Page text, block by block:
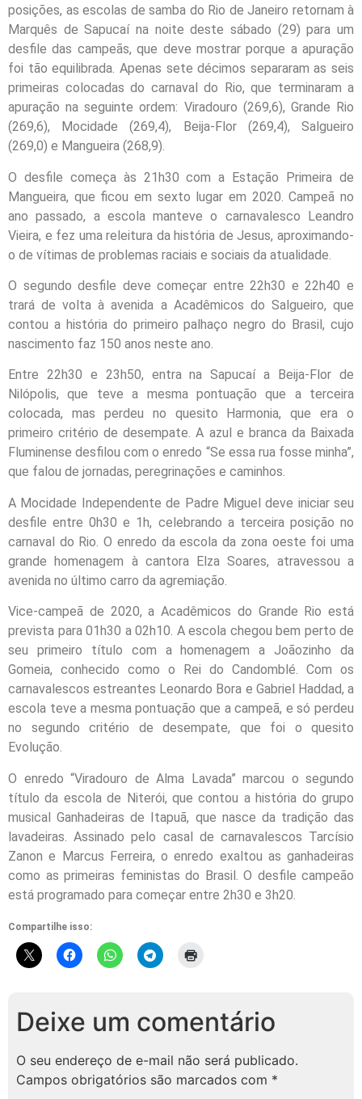
posições, as escolas de samba do Rio de Janeiro retornam à
Marquês de Sapucaí na noite deste sábado (29) para um
desfile das campeãs, que deve mostrar porque a apuração
foi tão equilibrada. Apenas sete décimos separaram as seis
primeiras colocadas do carnaval do Rio, que terminaram a
apuração na seguinte ordem: Viradouro (269,6), Grande Rio
(269,6), Mocidade (269,4), Beija-Flor (269,4), Salgueiro
(269,0) e Mangueira (268,9).
O desfile começa às 21h30 com a Estação Primeira de
Mangueira, que ficou em sexto lugar em 2020. Campeã no
ano passado, a escola manteve o carnavalesco Leandro
Vieira, e fez uma releitura da história de Jesus, aproximando-
o de vítimas de problemas raciais e sociais da atualidade.
O segundo desfile deve começar entre 22h30 e 22h40 e
trará de volta à avenida a Acadêmicos do Salgueiro, que
contou a história do primeiro palhaço negro do Brasil, cujo
nascimento faz 150 anos neste ano.
Entre 22h30 e 23h50, entra na Sapucaí a Beija-Flor de
Nilópolis, que teve a mesma pontuação que a terceira
colocada, mas perdeu no quesito Harmonia, que era o
primeiro critério de desempate. A azul e branca da Baixada
Fluminense desfilou com o enredo “Se essa rua fosse minha”,
que falou de jornadas, peregrinações e caminhos.
A Mocidade Independente de Padre Miguel deve iniciar seu
desfile entre 0h30 e 1h, celebrando a terceira posição no
carnaval do Rio. O enredo da escola da zona oeste foi uma
grande homenagem à cantora Elza Soares, atravessou a
avenida no último carro da agremiação.
Vice-campeã de 2020, a Acadêmicos do Grande Rio está
prevista para 01h30 a 02h10. A escola chegou bem perto de
seu primeiro título com a homenagem a Joãozinho da
Gomeia, conhecido como o Rei do Candomblé. Com os
carnavalescos estreantes Leonardo Bora e Gabriel Haddad, a
escola teve a mesma pontuação que a campeã, e só perdeu
no segundo critério de desempate, que foi o quesito
Evolução.
O enredo “Viradouro de Alma Lavada” marcou o segundo
título da escola de Niterói, que contou a história do grupo
musical Ganhadeiras de Itapuã, que nasce da tradição das
lavadeiras. Assinado pelo casal de carnavalescos Tarcísio
Zanon e Marcus Ferreira, o enredo exaltou as ganhadeiras
como as primeiras feministas do Brasil. O desfile campeão
está programado para começar entre 2h30 e 3h20.
Compartilhe isso:
Deixe um comentário
O seu endereço de e-mail não será publicado.
Campos obrigatórios são marcados com *